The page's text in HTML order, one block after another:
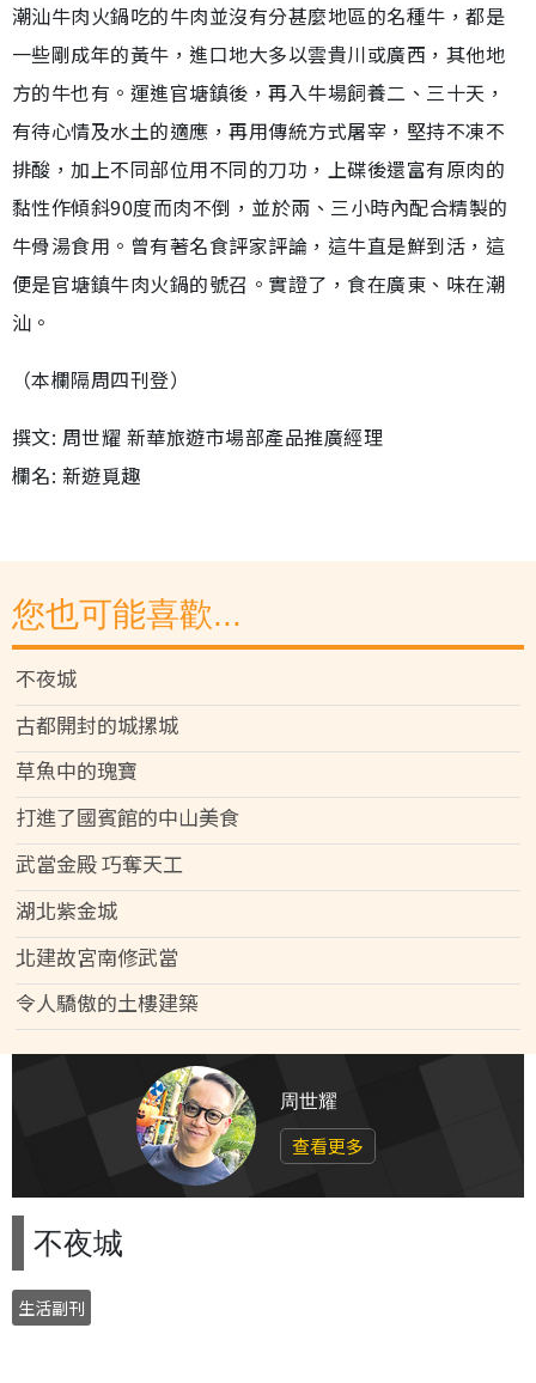
潮汕牛肉火鍋吃的牛肉並沒有分甚麼地區的名種牛，都是
一些剛成年的黃牛，進口地大多以雲貴川或廣西，其他地
方的牛也有。運進官塘鎮後，再入牛場飼養二、三十天，
有待心情及水土的適應，再用傳統方式屠宰，堅持不凍不
排酸，加上不同部位用不同的刀功，上碟後還富有原肉的
黏性作傾斜90度而肉不倒，並於兩、三小時內配合精製的
牛骨湯食用。曾有著名食評家評論，這牛直是鮮到活，這
便是官塘鎮牛肉火鍋的號召。實證了，食在廣東、味在潮
汕。
（本欄隔周四刊登）
撰文: 周世耀 新華旅遊市場部產品推廣經理
欄名: 新遊覓趣
您也可能喜歡...
不夜城
古都開封的城摞城
草魚中的瑰寶
打進了國賓館的中山美食
武當金殿 巧奪天工
湖北紫金城
北建故宮南修武當
令人驕傲的土樓建築
周世耀
查看更多
不夜城
生活副刊